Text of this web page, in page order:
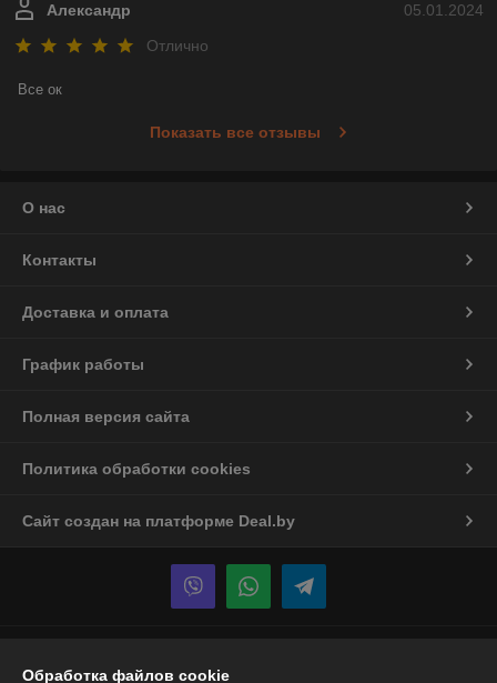
05.01.2024
Александр
Отлично
Все ок
Показать все отзывы
О нас
Контакты
Доставка и оплата
График работы
Полная версия сайта
Политика обработки cookies
Сайт создан на платформе Deal.by
Обработка файлов cookie